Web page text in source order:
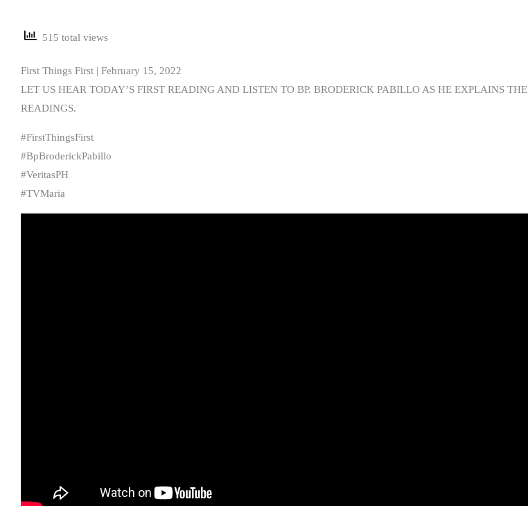
515 total views
First Things First | February 15, 2022
LET US HEAR TODAY’S FIRST READING AND LISTEN TO BP. BRODERICK PABILLO AS HE EXPLAINS THE
READINGS.
#FirstThingsFirst
#BpBroderickPabillo
#VeritasPH
#TVMaria